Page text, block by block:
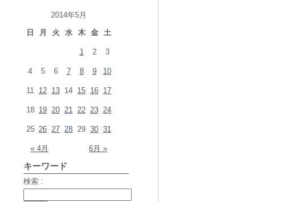
2014年5月
日
月 火 水 木 金 土
« 4月 6月 »
1 2 3
4 5 6 7 8 9 10
11 12 13 14 15 16 17
18 19 20 21 22 23 24
25 26 27 28 29 30 31
キーワード
検索 :